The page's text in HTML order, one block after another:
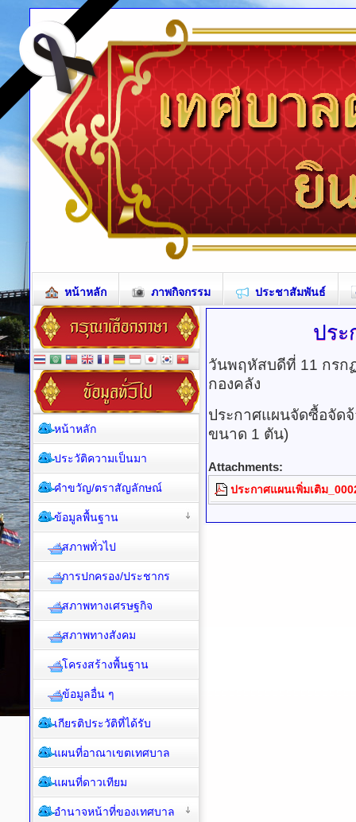
หน้าหลัก ภาพกิจกรรม ประชาสัมพันธ์
ปร
วันพฤหัสบดีที่ 11 กรก
กองคลัง
ประกาศแผนจัดซื้อจัดจ้
ขนาด 1 ตัน)
Attachments:
ประกาศแผนเพิ่มเติม
หน้าหลัก
ประวัติความเป็นมา
คำขวัญ/ตราสัญลักษณ์
ข้อมูลพื้นฐาน
สภาพทั่วไป
การปกครอง/ประชากร
สภาพทางเศรษฐกิจ
สภาพทางสังคม
โครงสร้างพื้นฐาน
ข้อมูลอื่น ๆ
เกียรติประวัติที่ได้รับ
แผนที่อาณาเขตเทศบาล
แผนที่ดาวเทียม
อำนาจหน้าที่ของเทศบาล